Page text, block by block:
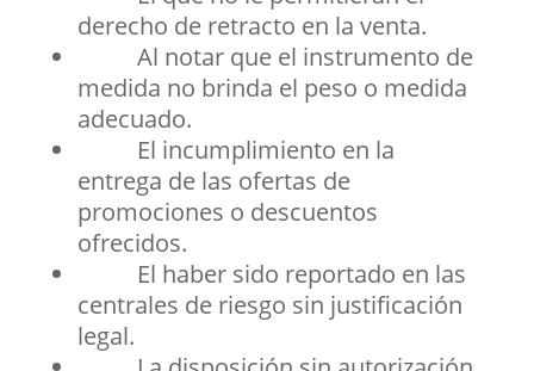
derecho de retracto en la venta.
Al notar que el instrumento de
medida no brinda el peso o medida
adecuado.
El incumplimiento en la
entrega de las ofertas de
promociones o descuentos
ofrecidos.
El haber sido reportado en las
centrales de riesgo sin justificación
legal.